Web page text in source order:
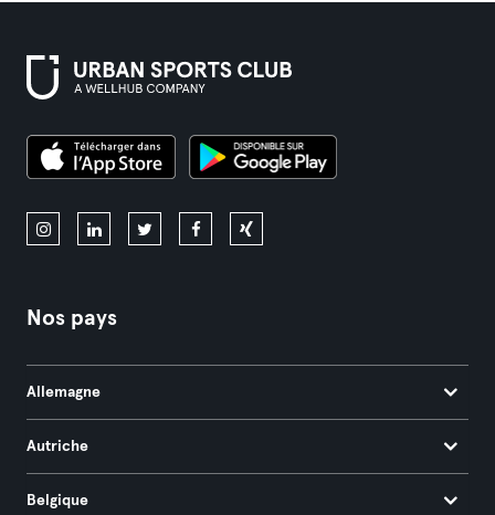
Nos pays
Allemagne
Autriche
Belgique